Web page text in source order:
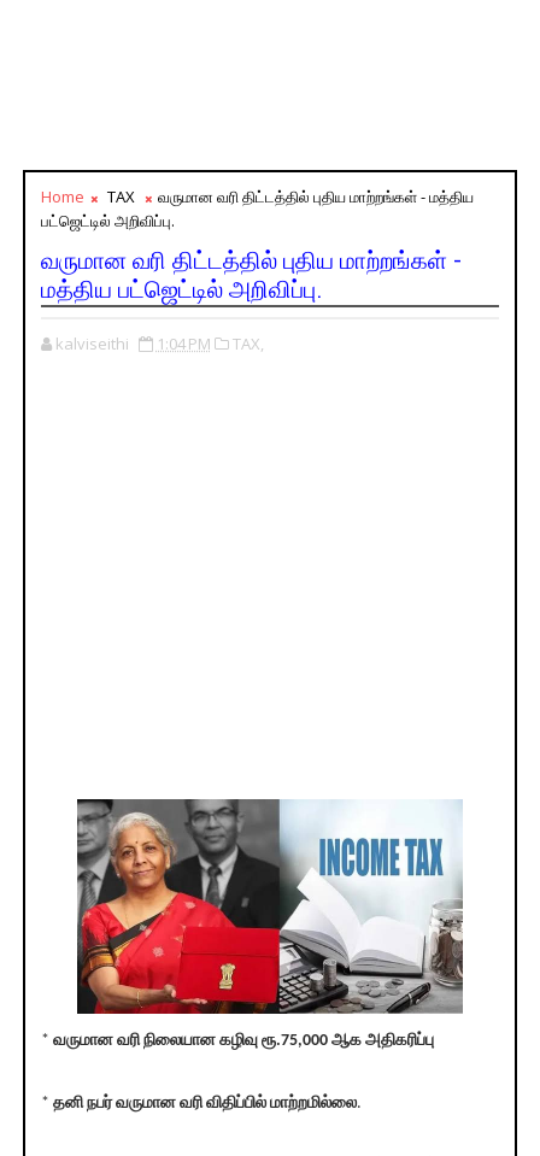
Home TAX
வருமான வரி திட்டத்தில் புதிய மாற்றங்கள் - மத்திய
பட்ஜெட்டில் அறிவிப்பு.
வருமான வரி திட்டத்தில் புதிய மாற்றங்கள் -
மத்திய பட்ஜெட்டில் அறிவிப்பு.
kalviseithi 1:04 PM TAX,
* வருமான வரி நிலையான கழிவு ரூ.75,000 ஆக அதிகரிப்பு
* தனி நபர் வருமான வரி விதிப்பில் மாற்றமில்லை.